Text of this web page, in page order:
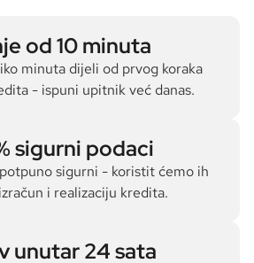
od 10 minuta
minuta dijeli od prvog koraka
- ispuni upitnik već danas.
sigurni podaci
sigurni - koristit ćemo ih
i realizaciju kredita.
unutar 24 sata